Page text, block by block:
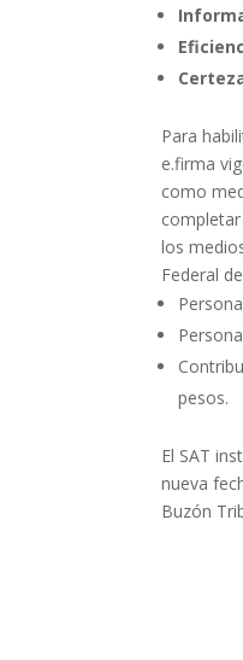
Para
e.firma
como
los
Federal
pesos.
El SAT
nueva
Buzón